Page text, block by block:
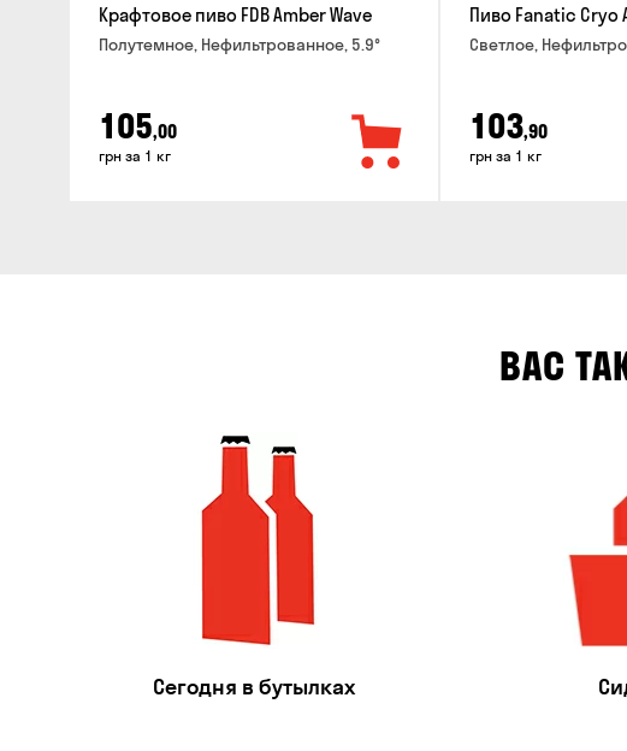
Крафтовое пиво FDB Amber Wave
Полутемное, Нефильтрованное, 5.9°
105,00
грн за 1 кг
Пиво Fanatic Cryo
Светлое,
103,90
грн за 1 кг
ВАС
Сегодня в бутылках